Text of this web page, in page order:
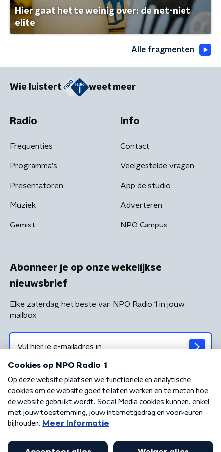
Hier gaat het te weinig over: de net-niet
elite
Alle fragmenten
Wie luistert weet meer
Radio
Frequenties
Programma's
Presentatoren
Muziek
Gemist
Info
Contact
Veelgestelde vragen
App de studio
Adverteren
NPO Campus
Abonneer je op onze wekelijkse
nieuwsbrief
Elke zaterdag het beste van NPO Radio 1 in jouw
mailbox
Algemene voorwaarden Privacybeleid